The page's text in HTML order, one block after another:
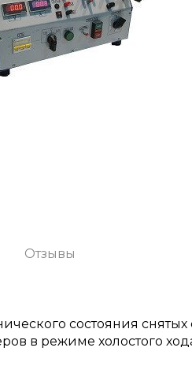
Отзывы
состояния
в режиме холостого